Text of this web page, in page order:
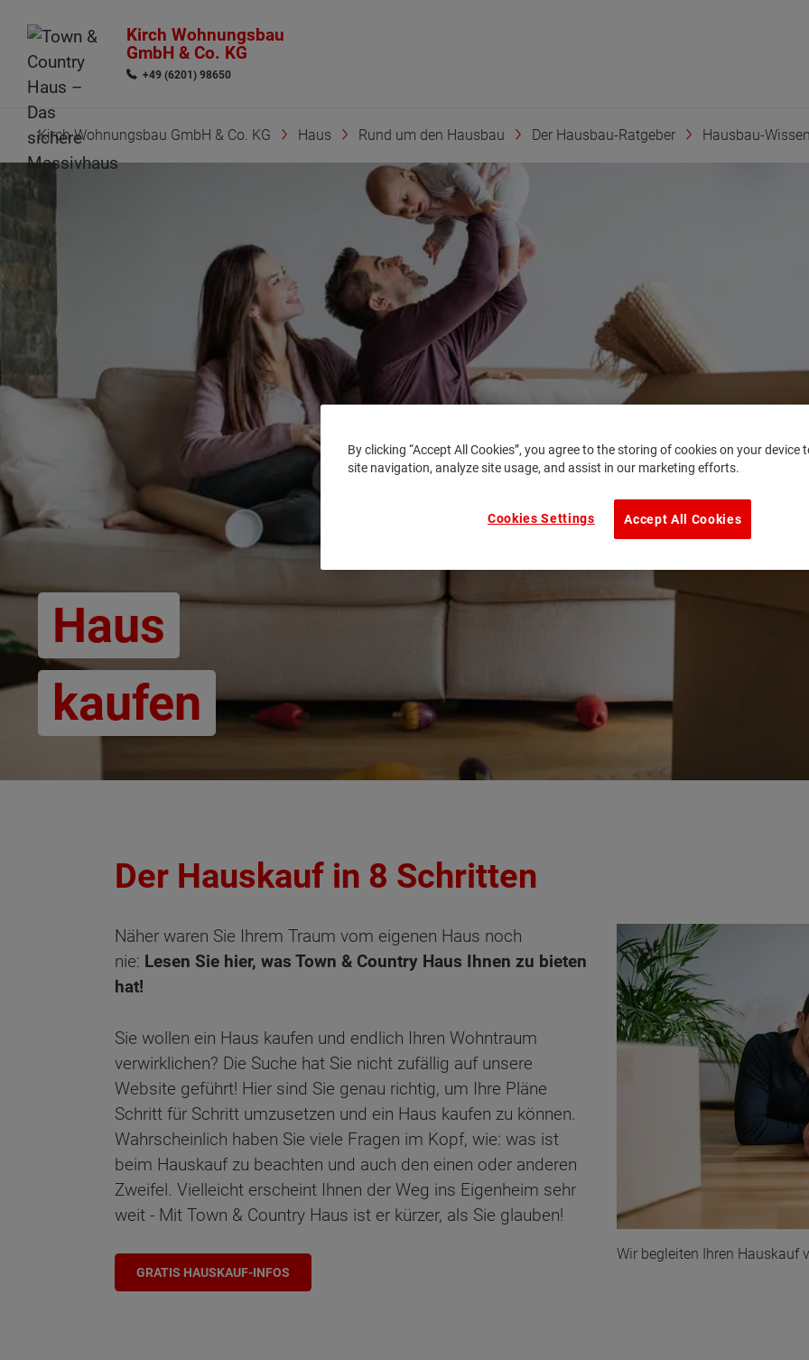
Kirch Wohnungsbau
GmbH & Co. KG
+49 (6201) 98650
Kirch Wohnungsbau GmbH & Co. KG Haus Rund um den Hausbau Der Hausbau-Ratgeber Hausbau-Wissen
Haus
kaufen
Der Hauskauf in 8 Schritten
Wir begleiten Ihren Hauskauf
Näher waren Sie Ihrem Traum vom eigenen Haus noch
nie: Lesen Sie hier, was Town & Country Haus Ihnen zu bieten
hat!
Sie wollen ein Haus kaufen und endlich Ihren Wohntraum
verwirklichen? Die Suche hat Sie nicht zufällig auf unsere
Website geführt! Hier sind Sie genau richtig, um Ihre Pläne
Schritt für Schritt umzusetzen und ein Haus kaufen zu können.
Wahrscheinlich haben Sie viele Fragen im Kopf, wie: was ist
beim Hauskauf zu beachten und auch den einen oder anderen
Zweifel. Vielleicht erscheint Ihnen der Weg ins Eigenheim sehr
weit - Mit Town & Country Haus ist er kürzer, als Sie glauben!
GRATIS HAUSKAUF-INFOS
By clicking “Accept All Cookies”, you agree to the storing of cookies on your device
site navigation, analyze site usage, and assist in our marketing efforts.
Accept All Cookies
Cookies Settings